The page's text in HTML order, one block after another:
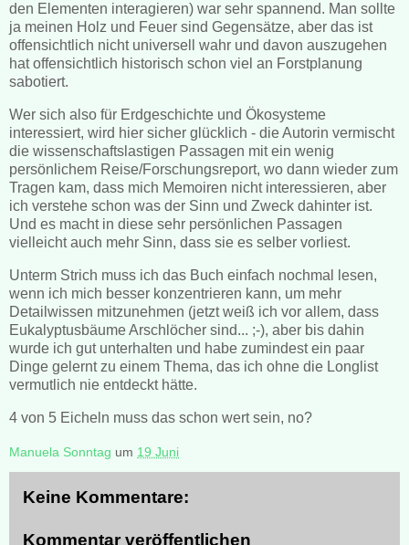
den Elementen interagieren) war sehr spannend. Man sollte
ja meinen Holz und Feuer sind Gegensätze, aber das ist
offensichtlich nicht universell wahr und davon auszugehen
hat offensichtlich historisch schon viel an Forstplanung
sabotiert.
Wer sich also für Erdgeschichte und Ökosysteme
interessiert, wird hier sicher glücklich - die Autorin vermischt
die wissenschaftslastigen Passagen mit ein wenig
persönlichem Reise/Forschungsreport, wo dann wieder zum
Tragen kam, dass mich Memoiren nicht interessieren, aber
ich verstehe schon was der Sinn und Zweck dahinter ist.
Und es macht in diese sehr persönlichen Passagen
vielleicht auch mehr Sinn, dass sie es selber vorliest.
Unterm Strich muss ich das Buch einfach nochmal lesen,
wenn ich mich besser konzentrieren kann, um mehr
Detailwissen mitzunehmen (jetzt weiß ich vor allem, dass
Eukalyptusbäume Arschlöcher sind... ;-), aber bis dahin
wurde ich gut unterhalten und habe zumindest ein paar
Dinge gelernt zu einem Thema, das ich ohne die Longlist
vermutlich nie entdeckt hätte.
4 von 5 Eicheln muss das schon wert sein, no?
Manuela Sonntag um 19 Juni
Keine Kommentare:
Kommentar veröffentlichen